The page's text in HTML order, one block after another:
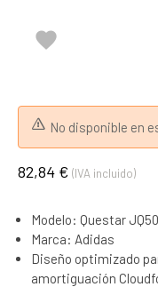

No disponible en
82,84 € (IVA incluido)
Modelo: Questar
Marca: Adidas
Diseño optimizado
amortiguación